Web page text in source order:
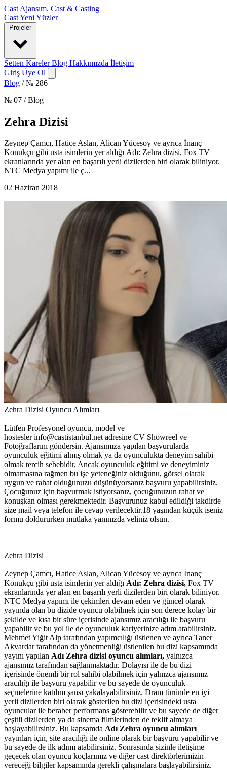
Cast Ajansım. Cast & Casting
CastYeni Yüzler
Projeler
Setten KarelerBlog Hakkımızda İletişim
Giriş Üye Ol
Blog / № 286
№ 07 / Blog
Zehra Dizisi
Zeynep Çamcı, Hatice Aslan, Alican Yücesoy ve ayrıca İnanç
Konukçu gibi usta isimlerin yer aldığı Adı: Zehra dizisi, Fox TV
ekranlarında yer alan en başarılı yerli dizilerden biri olarak biliniyor.
NTC Medya yapımı ile ç...
02 Haziran 2018
Zehra Dizisi Oyuncu Alımları
Lütfen Profesyonel oyuncu, model ve
hosteslerinfo@castistanbul.net adresine CV Showreel ve
Fotoğraflarını göndersin. Ajansımıza yapılan başvurularda
oyunculuk eğitimi almış olmak ya da oyunculukta deneyim sahibi
olmak tercih sebebidir, Ancak oyunculuk eğitimi ve deneyiminiz
olmamasına rağmen bu işe yeteneğiniz olduğunu, görsel olarak
uygun ve rahat olduğunuzu düşünüyorsanız başvuru yapabilirsiniz.
Çocuğunuz için başvurmak istiyorsanız, çocuğunuzun rahat ve
konuşkan olması gerekmektedir. Başvurunuz kabul edildiği takdirde
size mail veya telefon ile cevap verilecektir.18 yaşından küçük iseniz
formu doldururken mutlaka yanınızda veliniz olsun.
Zehra Dizisi
Zeynep Çamcı, Hatice Aslan, Alican Yücesoy ve ayrıca İnanç
Konukçu gibi usta isimlerin yer aldığı Adı: Zehra dizisi, Fox TV
ekranlarında yer alan en başarılı yerli dizilerden biri olarak biliniyor.
NTC Medya yapımı ile çekimleri devam eden ve güncel olarak
yayında olan bu dizide oyuncu olabilmek için son derece kolay bir
şekilde ve kısa bir süre içerisinde ajansımız aracılığı ile başvuru
yapabilir ve bu yol ile de oyunculuk kariyerinize adım atabilirsiniz.
Mehmet Yiğit Alp tarafından yapımcılığı üstlenen ve ayrıca Taner
Akvardar tarafından da yönetmenliği üstlenilen bu dizi kapsamında
yayını yapılan Adı Zehra dizisi oyuncu alımları, yalnızca
ajansımız tarafından sağlanmaktadır. Dolayısı ile de bu dizi
içerisinde önemli bir rol sahibi olabilmek için yalnızca ajansımız
aracılığı ile başvuru yapabilir ve bu sayede de oyunculuk
seçmelerine katılım şansı yakalayabilirsiniz. Dram türünde en iyi
yerli dizilerden biri olarak gösterilen bu dizi içerisindeki usta
oyuncular ile beraber performans gösterebilir ve bu sayede de diğer
çeşitli dizilerden ya da sinema filmlerinden de teklif almaya
başlayabilirsiniz. Bu kapsamda Adı Zehra oyuncu alımları
yayınları için, site aracılığı ile online olarak bir başvuru yapabilir ve
bu sayede de ilk adımı atabilirsiniz. Sonrasında sizinle iletişime
geçecek olan oyuncu koçlarımız ve diğer cast direktörlerimizin
vereceği bilgiler kapsamında gerekli çalışmalara başlayabilirsiniz.